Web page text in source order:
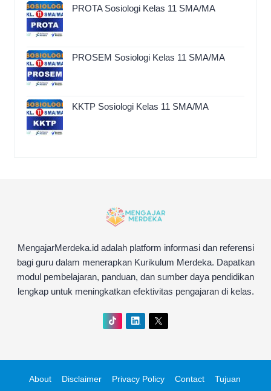
PROTA Sosiologi Kelas 11 SMA/MA
PROSEM Sosiologi Kelas 11 SMA/MA
KKTP Sosiologi Kelas 11 SMA/MA
MengajarMerdeka.id adalah platform informasi dan referensi
bagi guru dalam menerapkan Kurikulum Merdeka. Dapatkan
modul pembelajaran, panduan, dan sumber daya pendidikan
lengkap untuk meningkatkan efektivitas pengajaran di kelas.
About Disclaimer Privacy Policy Contact Tujuan